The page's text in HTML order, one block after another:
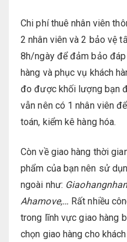
Chi phí thuê nhân viên
2 nhân viên và 2 bảo vệ
8h/ngày để đảm bảo
hàng và phục vụ khách
đo được khối lượng bạn
vẫn nên có 1 nhân viên
toán, kiểm kê hàng hóa.
Còn về giao hàng thời
phẩm của bạn nên sử
ngoài như:
Ahamove,… Rất nhiều
trong lĩnh vực giao hàng
chọn giao hàng cho khách